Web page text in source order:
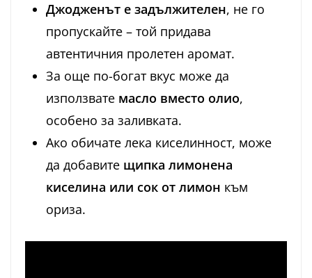
Джодженът е задължителен, не го
пропускайте – той придава
автентичния пролетен аромат.
За още по-богат вкус може да
използвате масло вместо олио,
особено за заливката.
Ако обичате лека киселинност, може
да добавите щипка лимонена
киселина или сок от лимон към
ориза.